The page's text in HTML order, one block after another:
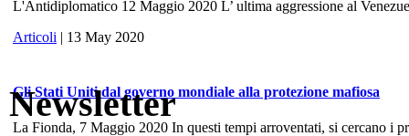
L'Antidiplomatico 12 Maggio 2020 L’ ultima aggressione al
Articoli | 13 May 2020
Gli Stati Uniti dal governo mondiale alla protezione mafiosa
La Fionda, 7 Maggio 2020 In questi tempi arroventati, si cercano i
Newsletter